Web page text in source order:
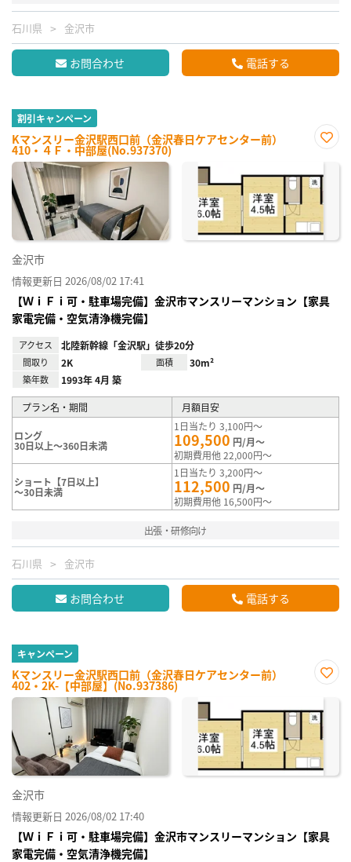
石川県 金沢市
お問合わせ 電話する
割引キャンペーン
Kマンスリー金沢駅西口前（金沢春日ケアセンター前）
410・４Ｆ・中部屋(No.937370)
に入
り登
録
金沢市
情報更新日 2026/08/02 17:41
【ＷｉＦｉ可・駐車場完備】金沢市マンスリーマンション【家具
家電完備・空気清浄機完備】
アクセス 北陸新幹線「金沢駅」徒歩20分
間取り 2K 面積 30m²
築年数 1993年 4月 築
プラン名・期間 月額目安
ロング
30日以上～360日未満
1日当たり 3,100円～
109,500 円/月～
初期費用他 22,000円～
ショート【7日以上】
～30日未満
1日当たり 3,200円～
112,500 円/月～
初期費用他 16,500円～
出張・研修向け
石川県 金沢市
お問合わせ 電話する
キャンペーン
Kマンスリー金沢駅西口前（金沢春日ケアセンター前）
402・2K-【中部屋】(No.937386)
に入
り登
録
金沢市
情報更新日 2026/08/02 17:40
【ＷｉＦｉ可・駐車場完備】金沢市マンスリーマンション【家具
家電完備・空気清浄機完備】